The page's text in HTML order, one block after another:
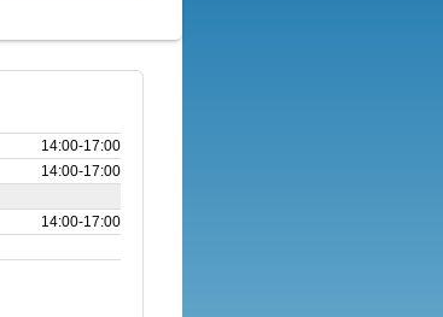
14:00‑17:00
14:00‑17:00
14:00‑17:00